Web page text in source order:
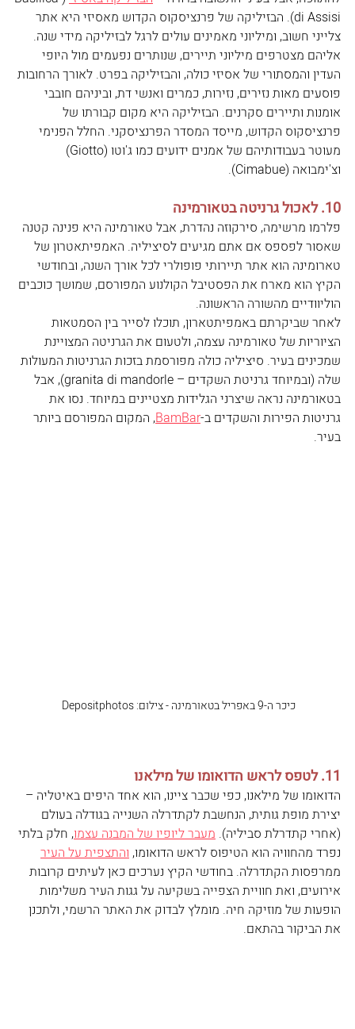
di Assisi). הבזיליקה של פרנציסקוס הקדוש מאסיזי היא אתר
צלייני חשוב, ומיליוני מאמינים עולים לרגל לבזיליקה מידי שנה.
אליהם מצטרפים מיליוני תיירים, שנותרים נפעמים מול היופי
העדין והמסתורי של אסיזי כולה, והבזיליקה בפרט. לאורך הרחובות
פוסעים מאות נזירים, נזירות, כמרים ואנשי דת, וביניהם חובבי
אומנות ותיירים סקרנים. הבזיליקה היא מקום קבורתו של
פרנציסקוס הקדוש, מייסד המסדר הפרנציסקני. החלל הפנימי
מעוטר בעבודותיהם של אמנים ידועים כמו ג'וטו (Giotto)
וצ'ימבואה (Cimabue).
10. לאכול גרניטה בטאורמינה
פלרמו מרשימה, סירקוזה נהדרת, אבל טאורמינה היא פנינה קטנה
שאסור לפספס אם אתם מגיעים לסיציליה. האמפיתאטרון של
טארומינה הוא אתר תיירותי פופולרי לכל אורך השנה, ובחודשי
הקיץ הוא מארח את הפסטיבל הקולנוע המפורסם, שמושך כוכבים
הוליוודיים מהשורה הראשונה.
לאחר שביקרתם באמפיתטארון, תוכלו לסייר בין הסמטאות
הציוריות של טאורמינה עצמה, ולטעום את הגרניטה המצויינת
שמכינים בעיר. סיציליה כולה מפורסמת בזכות הגרניטות המעולות
שלה (ובמיוחד גרניטת השקדים – granita di mandorle), אבל
בטאורמינה נראה שיצרני הגלידות מצטיינים במיוחד. נסו את
גרניטות הפירות והשקדים ב-BamBar, המקום המפורסם ביותר
בעיר.
כיכר ה-9 באפריל בטאורמינה - צילום: Depositphotos
11. לטפס לראש הדואומו של מילאנו
הדואומו של מילאנו, כפי שכבר ציינו, הוא אחד היפים באיטליה –
יצירת מופת גותית, הנחשבת לקתדרלה השנייה בגודלה בעולם
(אחרי קתדרלת סביליה). מעבר ליופיו של המבנה עצמו, חלק בלתי
נפרד מהחוויה הוא הטיפוס לראש הדואומו, והתצפית על העיר
ממרפסות הקתדרלה. בחודשי הקיץ נערכים כאן לעיתים קרובות
אירועים, ואת חוויית הצפייה בשקיעה על גגות העיר משלימות
הופעות של מוזיקה חיה. מומלץ לבדוק את האתר הרשמי, ולתכנן
את הביקור בהתאם.